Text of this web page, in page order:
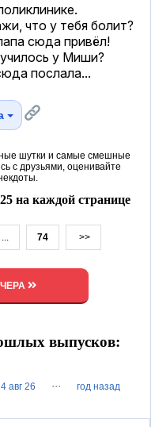
что у тебя болит?
сюда привёл!
у Миши?
послала...
шутки и самые смешные
с друзьями, оценивайте
на каждой странице
... 74 >>
выпусков:
4 авг 26 ··· год назад